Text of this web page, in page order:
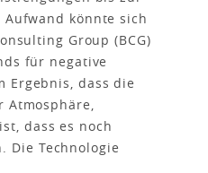
könnte sich
Group (BCG)
für negative
Ergebnis, dass die
Atmosphäre,
dass es noch
Die Technologie